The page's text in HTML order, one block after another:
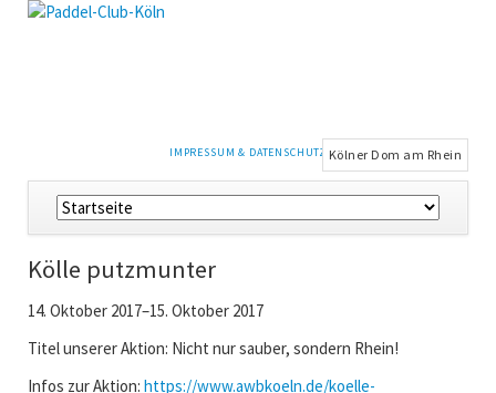
NAVIGATION
IMPRESSUM & DATENSCHUTZ Kölner Dom am Rhein
Navigation
überspringen
Kölle putzmunter
14. Oktober 2017–15. Oktober 2017
Titel unserer Aktion: Nicht nur sauber, sondern Rhein!
Infos zur Aktion: https://www.awbkoeln.de/koelle-